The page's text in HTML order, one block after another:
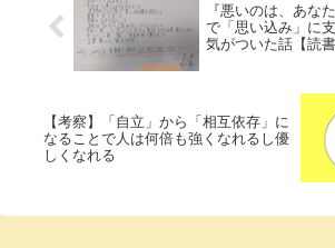
『悪いのは、あな
で「思い込み」に
気がついた話【読書
【考察】「自立」から「相互依存」に
なることで人は何倍も強くなれるし優
しくなれる